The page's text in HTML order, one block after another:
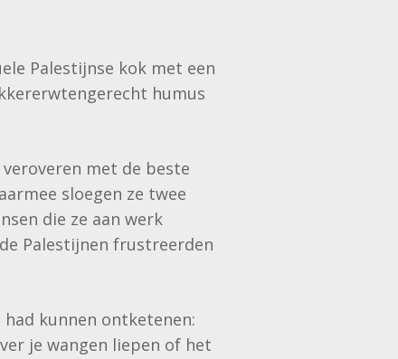
Palestijnse kok met een
humus
met de beste
sloegen ze twee
die ze aan werk
Palestijnen frustreerden
kunnen ontketenen:
je wangen liepen of het